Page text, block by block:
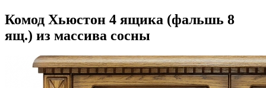
Комод Хьюстон 4 ящика (фальшь 8
ящ.) из массива сосны